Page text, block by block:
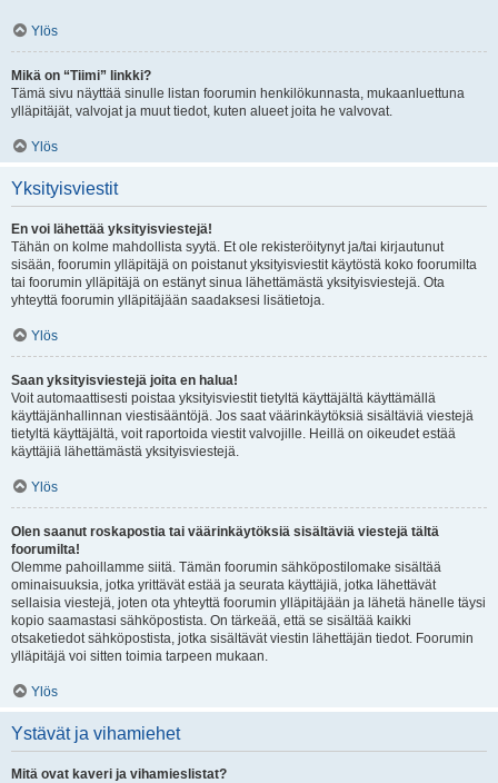
Ylös
Mikä on “Tiimi” linkki?
Tämä sivu näyttää sinulle listan foorumin henkilökunnasta, mukaanluettuna
ylläpitäjät, valvojat ja muut tiedot, kuten alueet joita he valvovat.
Ylös
Yksityisviestit
En voi lähettää yksityisviestejä!
Tähän on kolme mahdollista syytä. Et ole rekisteröitynyt ja/tai kirjautunut
sisään, foorumin ylläpitäjä on poistanut yksityisviestit käytöstä koko foorumilta
tai foorumin ylläpitäjä on estänyt sinua lähettämästä yksityisviestejä. Ota
yhteyttä foorumin ylläpitäjään saadaksesi lisätietoja.
Ylös
Saan yksityisviestejä joita en halua!
Voit automaattisesti poistaa yksityisviestit tietyltä käyttäjältä käyttämällä
käyttäjänhallinnan viestisääntöjä. Jos saat väärinkäytöksiä sisältäviä viestejä
tietyltä käyttäjältä, voit raportoida viestit valvojille. Heillä on oikeudet estää
käyttäjiä lähettämästä yksityisviestejä.
Ylös
Olen saanut roskapostia tai väärinkäytöksiä sisältäviä viestejä tältä
foorumilta!
Olemme pahoillamme siitä. Tämän foorumin sähköpostilomake sisältää
ominaisuuksia, jotka yrittävät estää ja seurata käyttäjiä, jotka lähettävät
sellaisia viestejä, joten ota yhteyttä foorumin ylläpitäjään ja lähetä hänelle täysi
kopio saamastasi sähköpostista. On tärkeää, että se sisältää kaikki
otsaketiedot sähköpostista, jotka sisältävät viestin lähettäjän tiedot. Foorumin
ylläpitäjä voi sitten toimia tarpeen mukaan.
Ylös
Ystävät ja vihamiehet
Mitä ovat kaveri ja vihamieslistat?